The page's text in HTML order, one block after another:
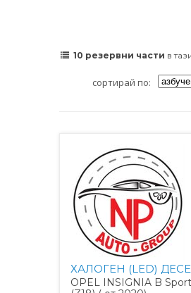
10 резервни части в
сортирай по:
ХАЛОГЕН (LED)
OPEL INSIGNIA B